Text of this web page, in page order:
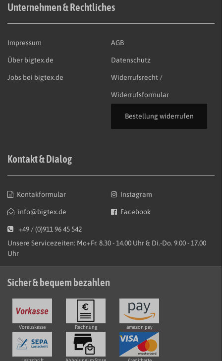
Unternehmen & Rechtliches
Impressum
Über bigtex.de
Jobs bei bigtex.de
AGB
Datenschutz
Widerrufsrecht /
Widerrufsformular
Bestellung widerrufen
Kontakt & Dialog
Kontakformular
info@bigtex.de
Instagram
Facebook
+49 / (0)911 96 45 542
Unsere Servicezeiten: Mo+Fr. 8.30 - 14.00 Uhr & Di.-Do. 9.00 - 17.00
Uhr
Sicher & bequem bezahlen
Vorauskasse Rechnung amazon pay